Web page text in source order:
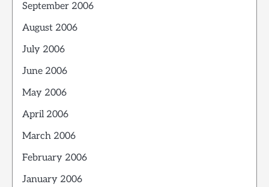
September 2006
August 2006
July 2006
June 2006
May 2006
April 2006
March 2006
February 2006
January 2006